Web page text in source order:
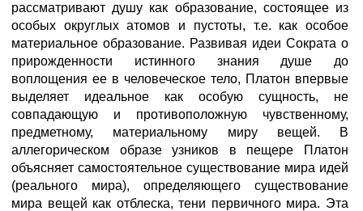
рассматривают душу как образование, состоящее из
особых округлых атомов и пустоты, т.е. как особое
материальное образование. Развивая идеи Сократа о
прирожденности истинного знания душе до
воплощения ее в человеческое тело, Платон впервые
выделяет идеальное как особую сущность, не
совпадающую и противоположную чувственному,
предметному, материальному миру вещей. В
аллегорическом образе узников в пещере Платон
объясняет самостоятельное существование мира идей
(реального мира), определяющего существование
мира вещей как отблеска, тени первичного мира. Эта